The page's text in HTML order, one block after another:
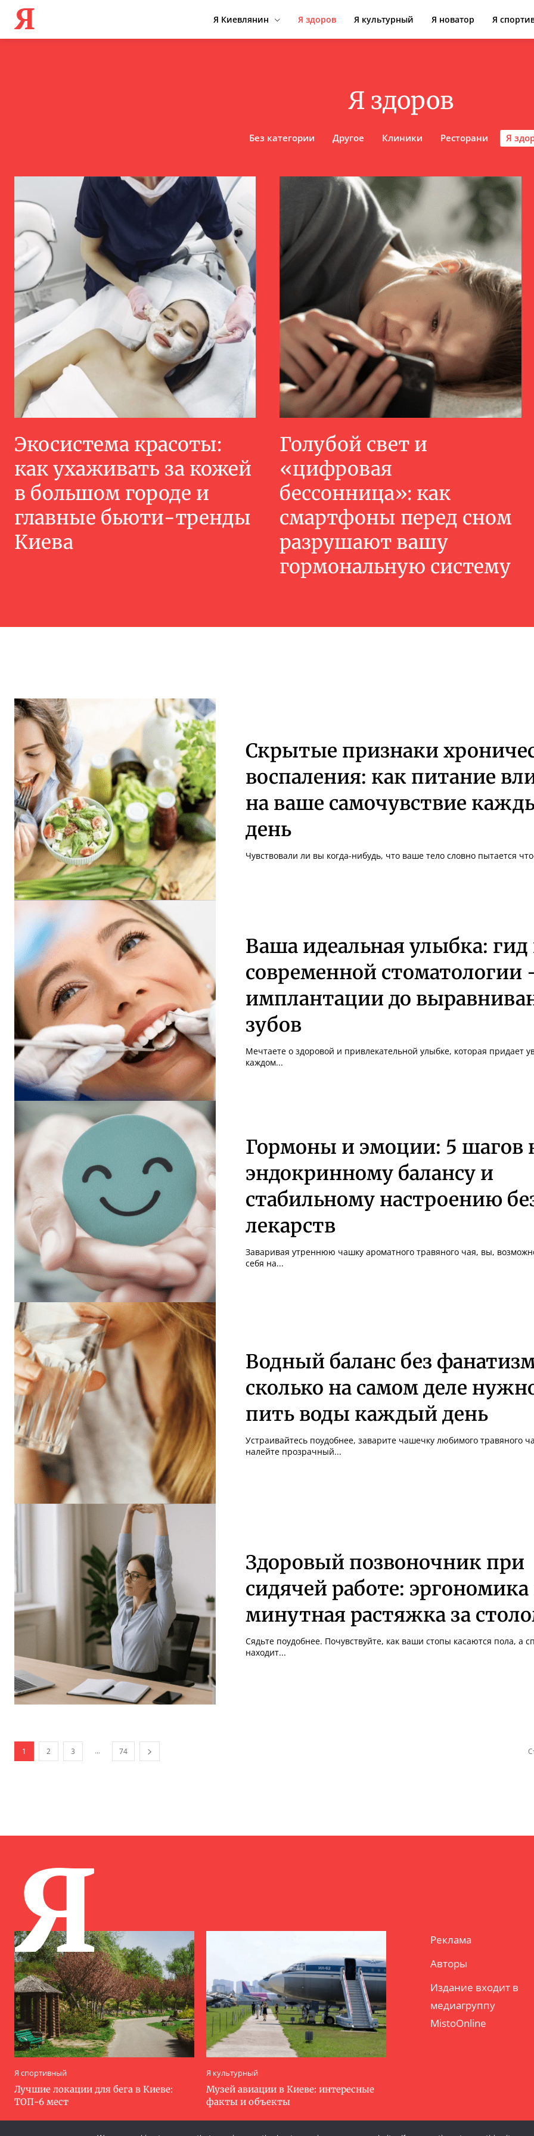
Я Я Киевлянин Я здоров Я культурный Я новатор Я
Я здоров
Без категории Другое Клиники Ресторани Я
Экосистема красоты:
как ухаживать за кожей
в большом городе и
главные бьюти-тренды
Киева
Голубой свет и
«цифровая
бессонница»: как
смартфоны перед сном
разрушают вашу
гормональную систему
Скрытые признаки
воспаления: как питание
на ваше самочувствие
день
Чувствовали ли вы когда-нибудь, что ваше тело словно пытается
Ваша идеальная улыбка: гид
современной стоматологии
имплантации до
зубов
Мечтаете о здоровой и привлекательной улыбке, которая придает
каждом...
Гормоны и эмоции: 5 шагов
эндокринному балансу и
стабильному настроению
лекарств
Заваривая утреннюю чашку ароматного травяного чая, вы,
себя на...
Водный баланс без
сколько на самом деле
пить воды каждый день
Устраивайтесь поудобнее, заварите чашечку любимого травяного
налейте прозрачный...
Здоровый позвоночник при
сидячей работе:
минутная растяжка за
Сядьте поудобнее. Почувствуйте, как ваши стопы касаются пола, а
находит...
1 2 3 ... 74
Я
Я спортивный
Лучшие локации для бега в Киеве:
ТОП-6 мест
Я культурный
Музей авиации в Киеве: интересные
факты и объекты
Реклама
Авторы
Издание входит в
медиагруппу
MistoOnline